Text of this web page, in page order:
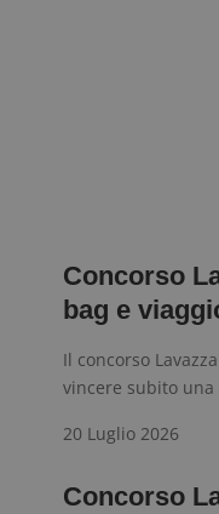
Concorso
bag e
Il concorso
vincere subito
20 Luglio 2026
Concorso